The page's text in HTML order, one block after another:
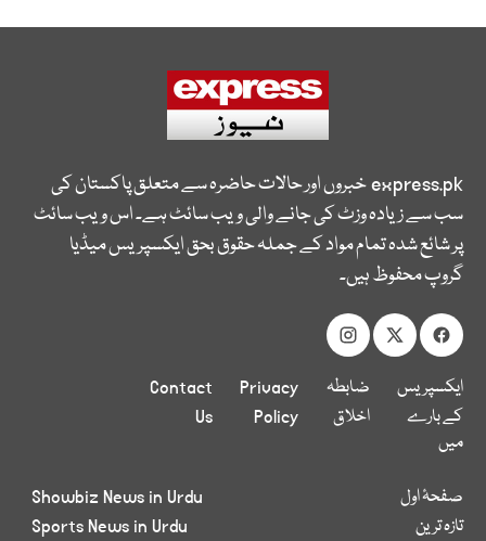
express.pkخبروں اور حالات حاضرہ سے متعلق پاکستان کی
سب سے زیادہ وزٹ کی جانے والی ویب سائٹ ہے۔ اس ویب سائٹ
پر شائع شدہ تمام مواد کے جملہ حقوق بحق ایکسپریس میڈیا
گروپ محفوظ ہیں۔
ایکسپریس
کے بارے
میں
ضابطہ
اخلاق
Privacy
Policy
Contact
Us
صفحۂ اول
تازہ ترین
Showbiz News in Urdu
Sports News in Urdu